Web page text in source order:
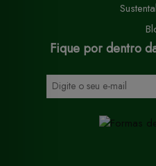
Fique por dentro